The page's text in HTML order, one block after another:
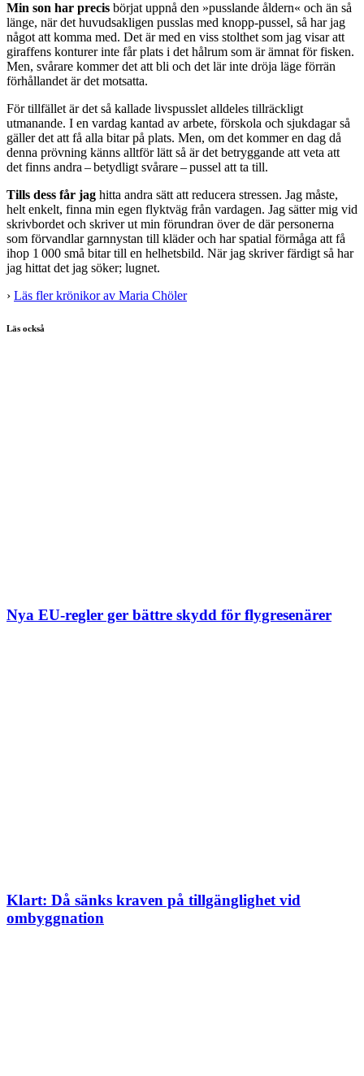
Min son har precis börjat uppnå den »pusslande åldern« och än så
länge, när det huvudsakligen pusslas med knopp-pussel, så har jag
något att komma med. Det är med en viss stolthet som jag visar att
giraffens konturer inte får plats i det hålrum som är ämnat för fisken.
Men, svårare kommer det att bli och det lär inte dröja läge förrän
förhållandet är det motsatta.
För tillfället är det så kallade livspusslet alldeles tillräckligt
utmanande. I en vardag kantad av arbete, förskola och sjukdagar så
gäller det att få alla bitar på plats. Men, om det kommer en dag då
denna prövning känns alltför lätt så är det betryggande att veta att
det finns andra – betydligt svårare – pussel att ta till.
Tills dess får jag hitta andra sätt att reducera stressen. Jag måste,
helt enkelt, finna min egen flyktväg från vardagen. Jag sätter mig vid
skrivbordet och skriver ut min förundran över de där personerna
som förvandlar garnnystan till kläder och har spatial förmåga att få
ihop 1 000 små bitar till en helhetsbild. När jag skriver färdigt så har
jag hittat det jag söker; lugnet.
› Läs fler krönikor av Maria Chöler
Läs också
Nya EU-regler ger bättre skydd för flygresenärer
Klart: Då sänks kraven på tillgänglighet vid
ombyggnation